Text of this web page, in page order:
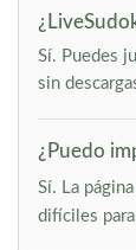
Sí. Puedes
sin
¿Puedo
Sí. La
difíciles